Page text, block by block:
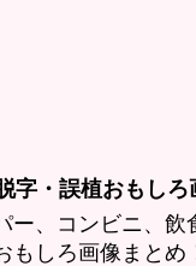
字・誤植おもしろ
ー、コンビニ、
もしろ画像まとめ